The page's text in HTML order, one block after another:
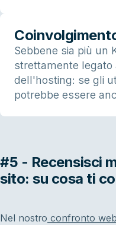
Sebbene sia più un
strettamente legato
dell'hosting: se gli
potrebbe essere
#5 - Recensisci
sito: su cosa ti
Nel nostro confronto